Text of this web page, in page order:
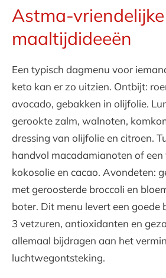
Astma-
maaltijdideeën
Een typisch dagmenu voor
keto kan er zo uitzien. Ontbijt:
avocado, gebakken in olijfolie.
gerookte zalm, walnoten,
dressing van olijfolie en citroen.
handvol macadamianoten of
kokosolie en cacao. Avondeten:
met geroosterde broccoli en
boter. Dit menu levert een goede
3 vetzuren, antioxidanten en
allemaal bijdragen aan het
luchtwegontsteking.